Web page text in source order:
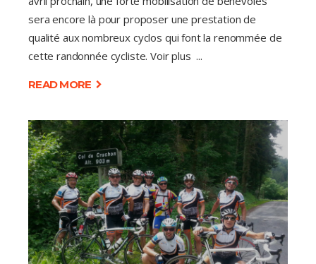
sera encore là pour proposer une prestation de
qualité aux nombreux cyclos qui font la renommée de
cette randonnée cycliste. Voir plus
READ MORE